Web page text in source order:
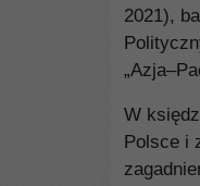
2021),
W
Polsce i